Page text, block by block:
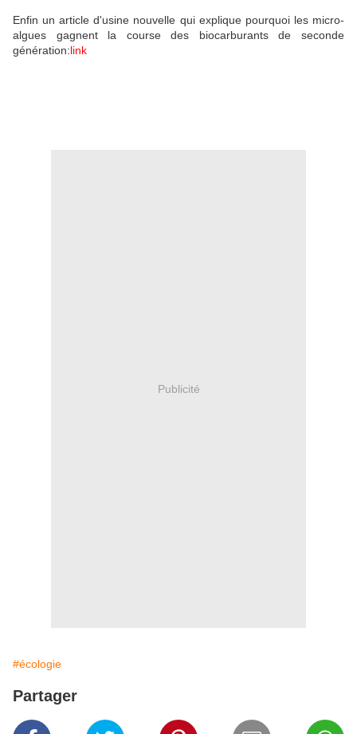
Enfin un article d'usine nouvelle qui explique pourquoi les micro-
algues gagnent la course des biocarburants de seconde
génération:link
Publicité
#écologie
Partager